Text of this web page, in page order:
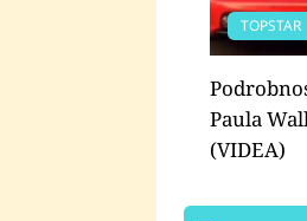
TOPSTAR
Paula
(VIDEA)